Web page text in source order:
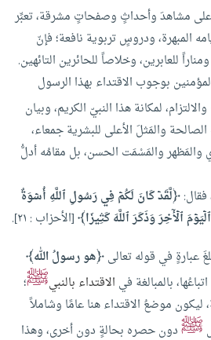
مشاهدَ وأحداثٍ وصفحاتٍ مشرقة، تعبِّر
المبهرة، ودروسٍ تربوية نافعة؛ فإنّ
للعابرين، وخلاصاً للحائرين التائهين.
بوجوب الاقتداء بهذا الرسول
لمكانة هذا النبيّ الكريم، وبيان
الصالحة والمَثلَ الأعلى للبشرية جمعاء،
والمَظهر والمَسْمَت الحسن، بل مقامُه أدلُّ
﴿لَّقَدۡ كَانَ لَكُمۡ فِي رَسُولِ ٱللَّهِ أُسۡوَةٌ
ٱلۡأٓخِرَ وَذَكَرَ ٱللَّهَ كَثِيرٗا﴾[الأحزاب : ٢١].
عبارةٍ في قوله تعالى﴿هو رسولُ الله﴾
بالمبالغة في الاقتداء بالنبيﷺ؛
ليكون موضعُ الاقتداء هنا عامًا وشاملاً
ﷺدون حصره بحالةٍ دون أخرى، وهذا